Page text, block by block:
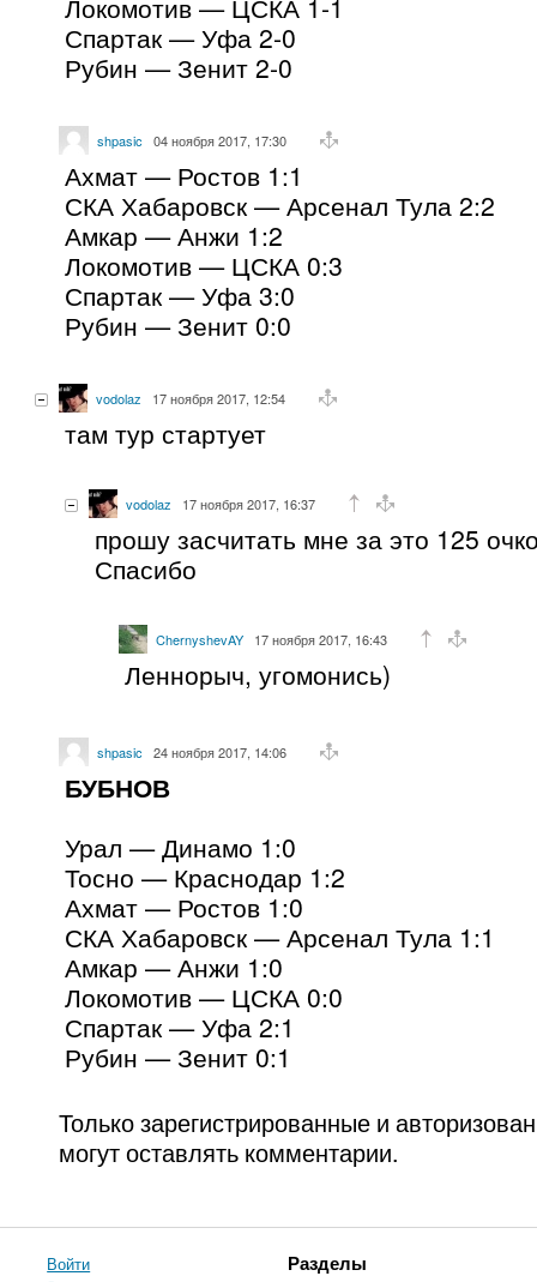
Спартак — Уфа 2-0
Рубин — Зенит 2-0
shpasic 04 ноября 2017, 17:30
Ахмат — Ростов 1:1
СКА Хабаровск — Арсенал Тула 2:2
Амкар — Анжи 1:2
Локомотив — ЦСКА 0:3
Спартак — Уфа 3:0
Рубин — Зенит 0:0
vodolaz 17 ноября 2017, 12:54
там тур стартует
vodolaz 17 ноября 2017, 16:37
прошу засчитать мне за это 125
Спасибо
ChernyshevAY 17 ноября 2017, 16:43
Леннорыч, угомонись)
shpasic 24 ноября 2017, 14:06
БУБНОВ
Урал — Динамо 1:0
Тосно — Краснодар 1:2
Ахмат — Ростов 1:0
СКА Хабаровск — Арсенал Тула 1:1
Амкар — Анжи 1:0
Локомотив — ЦСКА 0:0
Спартак — Уфа 2:1
Рубин — Зенит 0:1
Только зарегистрированные и
могут оставлять комментарии.
Войти
Разделы